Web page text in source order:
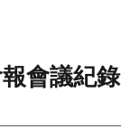
會議紀錄